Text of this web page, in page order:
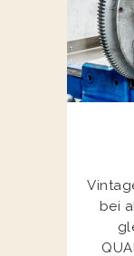
bei